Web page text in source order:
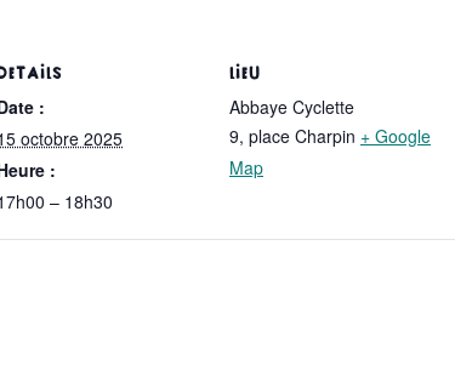
:
octobre 2025
:
– 18h30
LIEU
Abbaye Cyclette
9, place Charpin + Google
Map